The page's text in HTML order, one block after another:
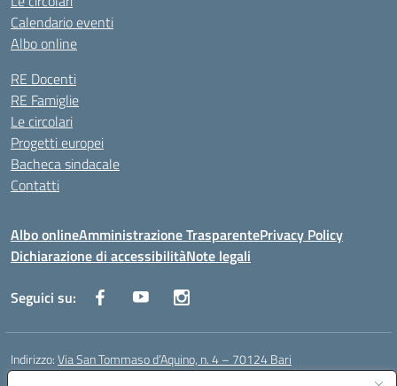
Calendario eventi
Albo online
RE Docenti
RE Famiglie
Le circolari
Progetti europei
Bacheca sindacale
Contatti
Albo onlineAmministrazione TrasparentePrivacy Policy
Dichiarazione di accessibilitàNote legali
Seguici su:
Indirizzo:Via San Tommaso d’Aquino, n. 4 – 70124 Bari
Centralino: